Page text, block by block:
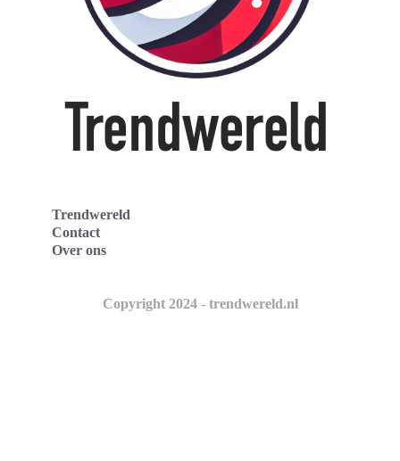
Trendwereld
Contact
Over ons
Copyright 2024 - trendwereld.nl